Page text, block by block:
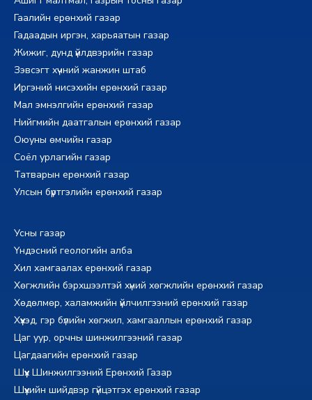
Гаалийн ерөнхий газар
Гадаадын иргэн, харьяатын газар
Жижиг, дунд үйлдвэрийн газар
Зэвсэгт хүчний жанжин штаб
Иргэний нисэхийн ерөнхий газар
Мал эмнэлгийн ерөнхий газар
Нийгмийн даатгалын ерөнхий газар
Оюуны өмчийн газар
Соёл урлагийн газар
Татварын ерөнхий газар
Улсын бүртгэлийн ерөнхий газар
Усны газар
Үндэсний геологийн алба
Хил хамгаалах ерөнхий газар
Хөгжлийн бэрхшээлтэй хүний хөгжлийн ерөнхий газар
Хөдөлмөр, халамжийн үйлчилгээний ерөнхий газар
Хүүхэд, гэр бүлийн хөгжил, хамгааллын ерөнхий газар
Цаг уур, орчны шинжилгээний газар
Цагдаагийн ерөнхий газар
Шүүх Шинжилгээний Ерөнхий Газар
Шүүхийн шийдвэр гүйцэтгэх ерөнхий газар